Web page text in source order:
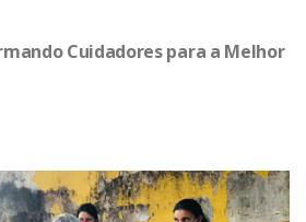
Cuidadores para a Melhor